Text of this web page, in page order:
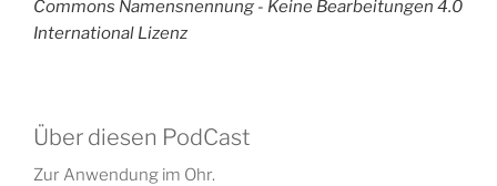
Commons Namensnennung - Keine Bearbeitungen 4.0
International Lizenz
Über diesen PodCast
Zur Anwendung im Ohr.